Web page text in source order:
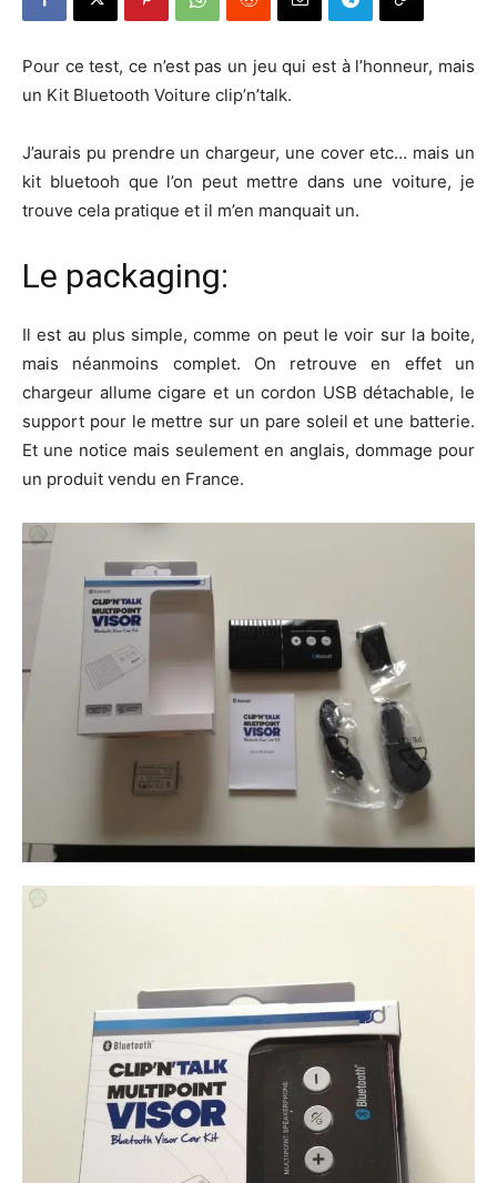
Pour ce test, ce n’est pas un jeu qui est à l’honneur, mais
un Kit Bluetooth Voiture clip’n’talk.
J’aurais pu prendre un chargeur, une cover etc… mais un
kit bluetooh que l’on peut mettre dans une voiture, je
trouve cela pratique et il m’en manquait un.
Le packaging:
Il est au plus simple, comme on peut le voir sur la boite,
mais néanmoins complet. On retrouve en effet un
chargeur allume cigare et un cordon USB détachable, le
support pour le mettre sur un pare soleil et une batterie.
Et une notice mais seulement en anglais, dommage pour
un produit vendu en France.